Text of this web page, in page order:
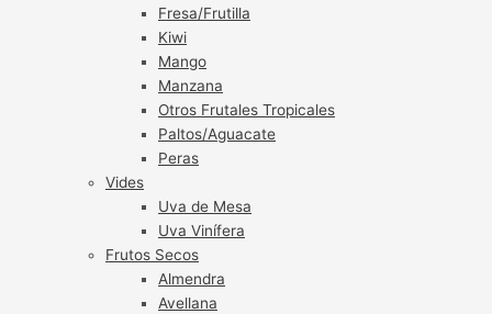
Fresa/Frutilla
Kiwi
Mango
Manzana
Otros Frutales Tropicales
Paltos/Aguacate
Peras
Vides
Uva de Mesa
Uva Vinífera
Frutos Secos
Almendra
Avellana